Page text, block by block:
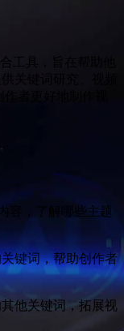
工具，旨在帮助他
关键词研究、视频
容，了解哪些主题
键词，帮助创作者
他关键词，拓展视